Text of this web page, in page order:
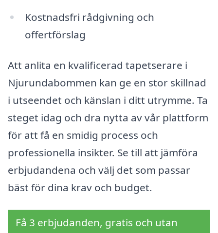
Kostnadsfri rådgivning och
offertförslag
Att anlita en kvalificerad tapetserare i
Njurundabommen kan ge en stor skillnad
i utseendet och känslan i ditt utrymme. Ta
steget idag och dra nytta av vår plattform
för att få en smidig process och
professionella insikter. Se till att jämföra
erbjudandena och välj det som passar
bäst för dina krav och budget.
Få 3 erbjudanden, gratis och utan